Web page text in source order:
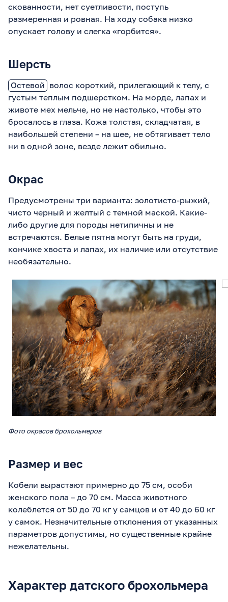
скованности, нет суетливости, поступь
размеренная и ровная. На ходу собака низко
опускает голову и слегка «горбится».
Шерсть
Остевой волос короткий, прилегающий к телу, с
густым теплым подшерстком. На морде, лапах и
животе мех мельче, но не настолько, чтобы это
бросалось в глаза. Кожа толстая, складчатая, в
наибольшей степени – на шее, не обтягивает тело
ни в одной зоне, везде лежит обильно.
Окрас
Предусмотрены три варианта: золотисто-рыжий,
чисто черный и желтый с темной маской. Какие-
либо другие для породы нетипичны и не
встречаются. Белые пятна могут быть на груди,
кончике хвоста и лапах, их наличие или отсутствие
необязательно.
Фото окрасов брохольмеров
Размер и вес
Кобели вырастают примерно до 75 см, особи
женского пола – до 70 см. Масса животного
колеблется от 50 до 70 кг у самцов и от 40 до 60 кг
у самок. Незначительные отклонения от указанных
параметров допустимы, но существенные крайне
нежелательны.
Характер датского брохольмера